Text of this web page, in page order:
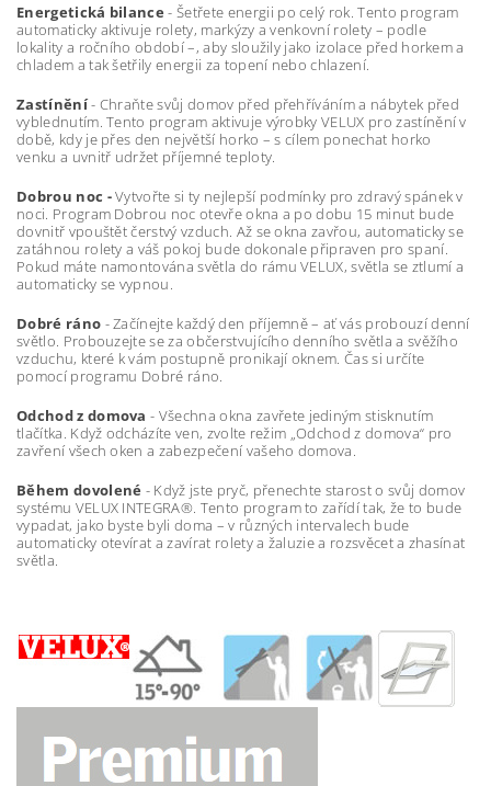
Energetická bilance - Šetřete energii po celý rok. Tento program
automaticky aktivuje rolety, markýzy a venkovní rolety – podle
lokality a ročního období –, aby sloužily jako izolace před horkem a
chladem a tak šetřily energii za topení nebo chlazení.
Zastínění- Chraňte svůj domov před přehříváním a nábytek před
vyblednutím. Tento program aktivuje výrobky VELUX pro zastínění v
době, kdy je přes den největší horko – s cílem ponechat horko
venku a uvnitř udržet příjemné teploty.
Dobrou noc -Vytvořte si ty nejlepší podmínky pro zdravý spánek v
noci. Program Dobrou noc otevře okna a po dobu 15 minut bude
dovnitř vpouštět čerstvý vzduch. Až se okna zavřou, automaticky se
zatáhnou rolety a váš pokoj bude dokonale připraven pro spaní.
Pokud máte namontována světla do rámu VELUX, světla se ztlumí a
automaticky se vypnou.
Dobré ráno - Začínejte každý den příjemně – ať vás probouzí denní
světlo. Probouzejte se za občerstvujícího denního světla a svěžího
vzduchu, které k vám postupně pronikají oknem. Čas si určíte
pomocí programu Dobré ráno.
Odchod z domova - Všechna okna zavřete jediným stisknutím
tlačítka. Když odcházíte ven, zvolte režim „Odchod z domova“ pro
zavření všech oken a zabezpečení vašeho domova.
Během dovolené - Když jste pryč, přenechte starost o svůj domov
systému VELUX INTEGRA®. Tento program to zařídí tak, že to bude
vypadat, jako byste byli doma – v různých intervalech bude
automaticky otevírat a zavírat rolety a žaluzie a rozsvěcet a zhasínat
světla.